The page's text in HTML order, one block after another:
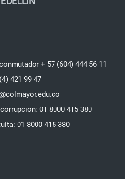
+ 57 (604) 444 56 11
421 99 47
01 8000 415 380
01 8000 415 380